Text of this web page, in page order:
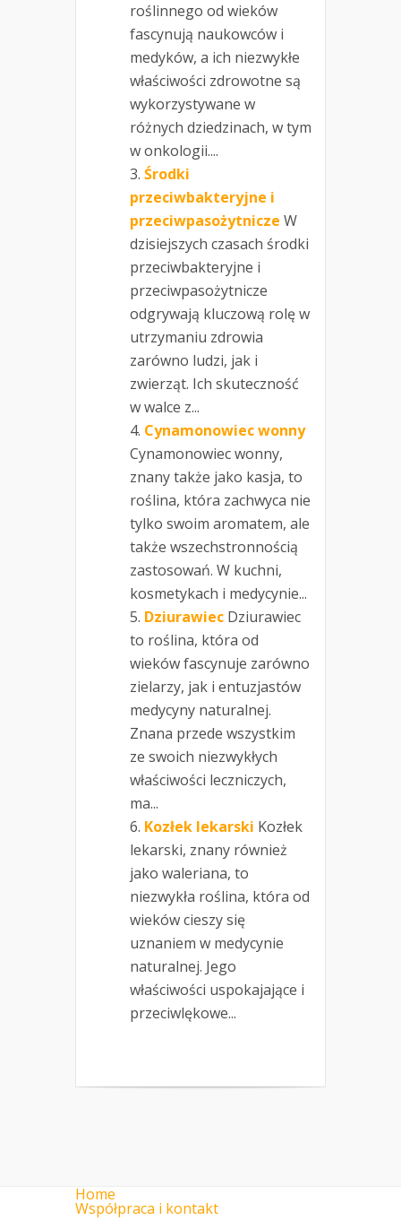
roślinnego od wieków
fascynują naukowców i
medyków, a ich niezwykłe
właściwości zdrowotne są
wykorzystywane w
różnych dziedzinach, w tym
w onkologii....
Środki
przeciwbakteryjne i
przeciwpasożytnicze W
dzisiejszych czasach środki
przeciwbakteryjne i
przeciwpasożytnicze
odgrywają kluczową rolę w
utrzymaniu zdrowia
zarówno ludzi, jak i
zwierząt. Ich skuteczność
w walce z...
Cynamonowiec wonny
Cynamonowiec wonny,
znany także jako kasja, to
roślina, która zachwyca nie
tylko swoim aromatem, ale
także wszechstronnością
zastosowań. W kuchni,
kosmetykach i medycynie...
Dziurawiec Dziurawiec
to roślina, która od
wieków fascynuje zarówno
zielarzy, jak i entuzjastów
medycyny naturalnej.
Znana przede wszystkim
ze swoich niezwykłych
właściwości leczniczych,
ma...
Kozłek lekarski Kozłek
lekarski, znany również
jako waleriana, to
niezwykła roślina, która od
wieków cieszy się
uznaniem w medycynie
naturalnej. Jego
właściwości uspokajające i
przeciwlękowe...
Home
Współpraca i kontakt